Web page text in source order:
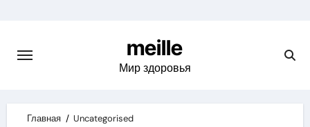
content
meille
Мир здоровья
Главная
Uncategorised